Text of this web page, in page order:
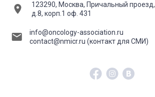
123290, Москва, Причальный проезд,
д.8, корп.1 оф. 431
info@oncology-association.ru
contact@nmicr.ru(контакт для СМИ)